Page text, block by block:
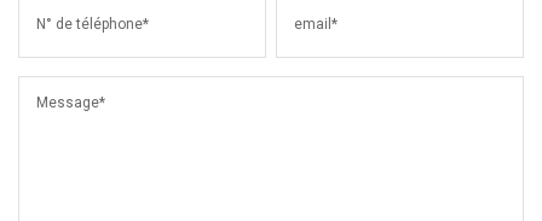
N° de téléphone* email*
Message*